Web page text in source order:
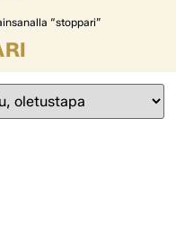
“stoppari”